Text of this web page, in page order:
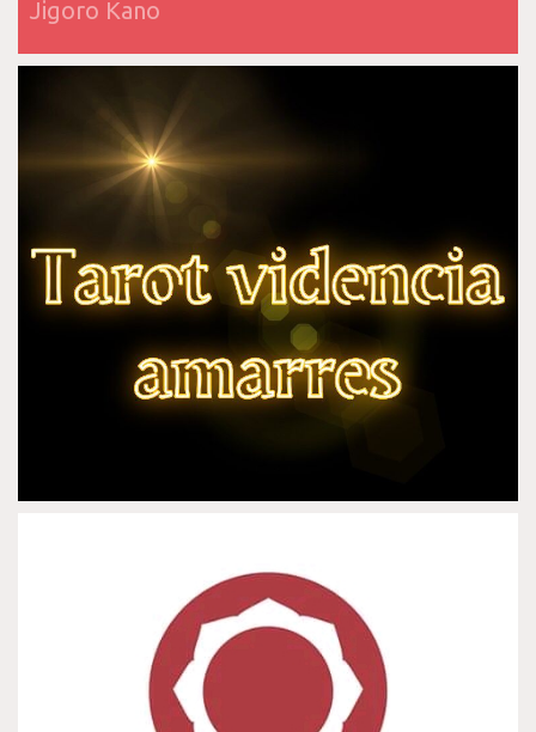
Jigoro Kano